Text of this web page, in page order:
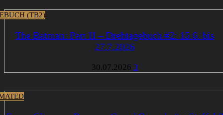
(TB2)
The Batman: Part II – Drehtagebuch #2: 15.6. bis
27.7.2026
30.07.2026 3